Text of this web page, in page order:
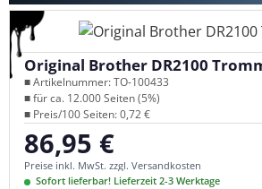
Original Brother DR2100
■ Artikelnummer: TO-100433
■ für ca. 12.000 Seiten (5%)
■ Preis/100 Seiten: 0,72 €
Regulärer Preis:
86,95 €
Preise inkl. MwSt. zzgl. Versandkosten
Sofort lieferbar! Lieferzeit 2-3 Werktage